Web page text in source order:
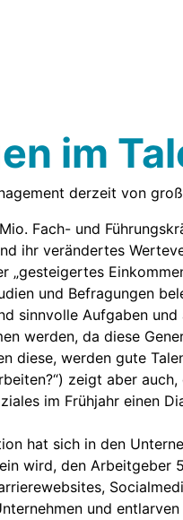
im
derzeit von
Fach- und
ihr verändertes
„gesteigertes
und Befragungen
sinnvolle Aufgaben
werden, da diese
diese, werden gute
zeigt aber
im Frühjahr einen
hat sich in den
wird, den
und